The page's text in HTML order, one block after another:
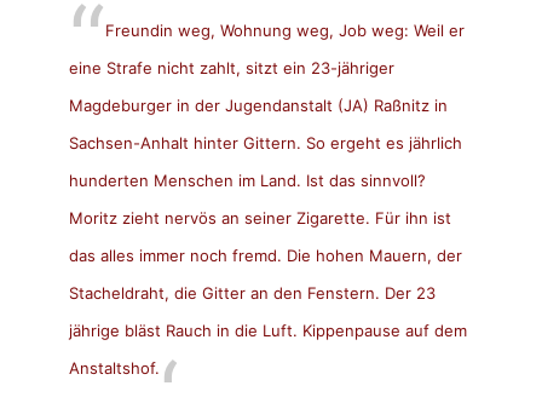
Freundin weg, Wohnung weg, Job weg: Weil er
eine Strafe nicht zahlt, sitzt ein 23-jähriger
Magdeburger in der Jugendanstalt (JA) Raßnitz in
Sachsen-Anhalt hinter Gittern. So ergeht es jährlich
hunderten Menschen im Land. Ist das sinnvoll?
Moritz zieht nervös an seiner Zigarette. Für ihn ist
das alles immer noch fremd. Die hohen Mauern, der
Stacheldraht, die Gitter an den Fenstern. Der 23
jährige bläst Rauch in die Luft. Kippenpause auf dem
Anstaltshof.